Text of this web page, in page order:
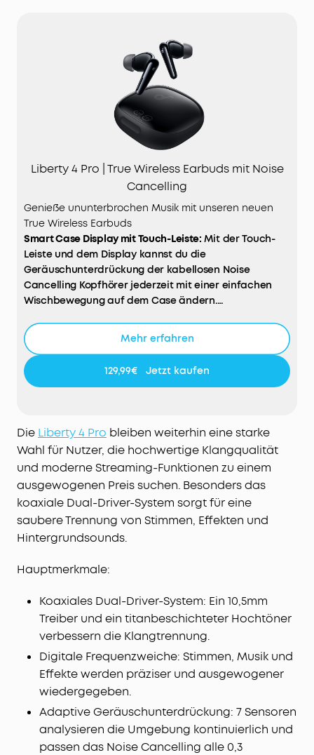
Liberty 4 Pro | True Wireless Earbuds mit Noise
Cancelling
Genieße ununterbrochen Musik mit unseren neuen
True Wireless Earbuds
Smart Case Display mit Touch-Leiste: Mit der Touch-
Leiste und dem Display kannst du die
Geräuschunterdrückung der kabellosen Noise
Cancelling Kopfhörer jederzeit mit einer einfachen
Wischbewegung auf dem Case ändern.
Noise Cancelling Earbuds verfügen über 7 Sensoren (6
Geräuschsensoren und 1 Luftdrucksensor), um
Geräusche aus allen Richtungen zu erfassen. Erlebe
3x stärkeres Noise Cancelling auf Reisen.
Umgebung an und sorgen so rund um die Uhr für eine
optimale, nahtlose Geräuschunterdrückung.
High-Fidelity-Musik auf Studio-Niveau:Mit
verbesserter ACAA-Akustik, einem 10,5mm Tieftöner,
einem titanbeschichteten Hochtöner und einer
digitalen Frequenzweiche für maximale
Treiberleistung. Erlebe mit deinen neuen kabellosen
Bluetooth Kopfhörern klaren, kräftigen und
nuancenreichen Klang.
Superschnelles Laden:
Noise Cancelling laden 2× schneller als die
Vorgängermodelle mit einem 5C-Akku. Schon 5 Min.
Laden bieten 4 Std. Spielzeit. Einmal laden reicht für
10 Std. Musikgenuss; für 40 Std. mit dem Case.
KI-gestützt klare Anrufe mit 6 Mikrofonen:Mit einem
Algorithmus zur Geräuschunterdrückung und 6
Mikrofonen sorgen diese kabellosen Noise Cancelling
Kopfhörer für klare Gespräche, egal wo du bist.
Außerdem werden Windgeräuschen für eine
störungsfreie Kommunikation gefiltert.
Mehr erfahren
129,99€ Jetzt kaufen
Die Liberty 4 Pro bleiben weiterhin eine starke
Wahl für Nutzer, die hochwertige Klangqualität
und moderne Streaming-Funktionen zu einem
ausgewogenen Preis suchen. Besonders das
koaxiale Dual-Driver-System sorgt für eine
saubere Trennung von Stimmen, Effekten und
Hintergrundsounds.
Hauptmerkmale:
Koaxiales Dual-Driver-System: Ein 10,5mm
Treiber und ein titanbeschichteter Hochtöner
verbessern die Klangtrennung.
Digitale Frequenzweiche: Stimmen, Musik und
Effekte werden präziser und ausgewogener
wiedergegeben.
Adaptive Geräuschunterdrückung: 7 Sensoren
analysieren die Umgebung kontinuierlich und
passen das Noise Cancelling alle 0,3